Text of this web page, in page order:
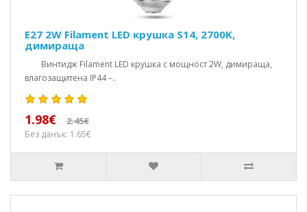
E27 2W Filament LED крушка S14, 2700K,
димираща
Винтидж Filament LED крушка с мощност 2W, димираща,
влагозащитена IP44 –..
1.98€ 2.45€
Без данък: 1.65€